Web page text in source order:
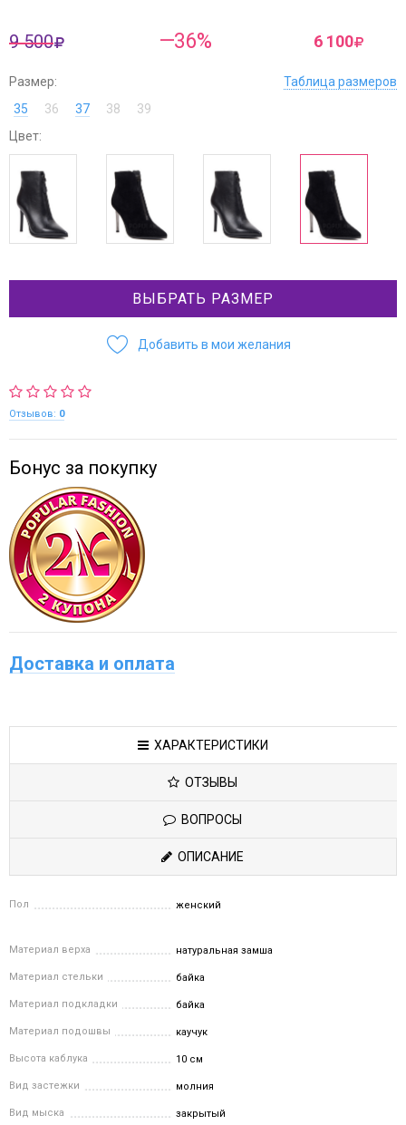
9 500 —36% 6 100
Размер:
Таблица размеров
35
36 37 38
39
Цвет:
ВЫБРАТЬ РАЗМЕР
Добавить в мои желания
Отзывов: 0
Бонус за покупку
Доставка и оплата
ХАРАКТЕРИСТИКИ
ОТЗЫВЫ
ВОПРОСЫ
ОПИСАНИЕ
Пол женский
Материал верха натуральная замша
Материал стельки байка
Материал подкладки байка
Материал подошвы каучук
Высота каблука 10 см
Вид застежки молния
Вид мыска закрытый